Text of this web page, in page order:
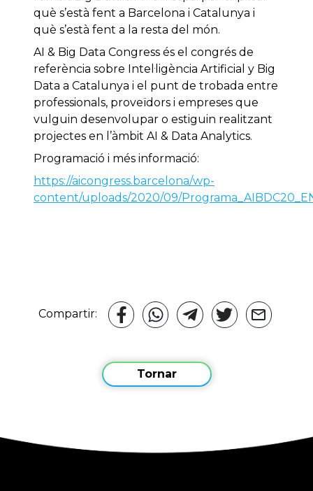
què s’està fent a Barcelona i Catalunya i
què s’està fent a la resta del món.
AI & Big Data Congress és el congrés de
referència sobre Intel·ligència Artificial y Big
Data a Catalunya i el punt de trobada entre
professionals, proveïdors i empreses que
vulguin desenvolupar o estiguin realitzant
projectes en l’àmbit AI & Data Analytics.
Programació i més informació:
https://aicongress.barcelona/wp-
content/uploads/2020/09/
Compartir:
Tornar